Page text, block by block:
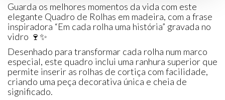
Guarda os melhores momentos da vida com este
elegante Quadro de Rolhas em madeira, com a frase
inspiradora “Em cada rolha uma história” gravada no
vidro 🍷✨
Desenhado para transformar cada rolha num marco
especial, este quadro inclui uma ranhura superior que
permite inserir as rolhas de cortiça com facilidade,
criando uma peça decorativa única e cheia de
significado.